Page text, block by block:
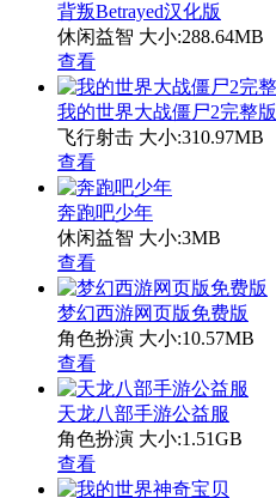
背叛Betrayed汉化版
休闲益智 大小:288.64MB
查看
我的世界大战僵尸2完整版
飞行射击 大小:310.97MB
查看
奔跑吧少年
休闲益智 大小:3MB
查看
梦幻西游网页版免费版
角色扮演 大小:10.57MB
查看
天龙八部手游公益服
角色扮演 大小:1.51GB
查看